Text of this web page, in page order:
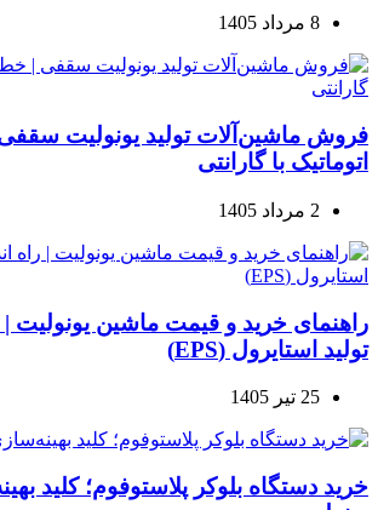
8 مرداد 1405
فروش ماشین‌آلات تولید یونولیت
اتوماتیک با گارانتی
2 مرداد 1405
راهنمای خرید و قیمت ماشین یونولیت
تولید استایرول (EPS)
25 تیر 1405
خرید دستگاه بلوکر پلاستوفوم؛ کلید